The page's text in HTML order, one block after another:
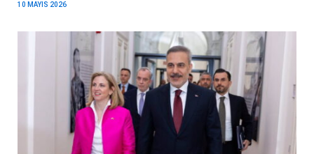
10 MAYIS 2026